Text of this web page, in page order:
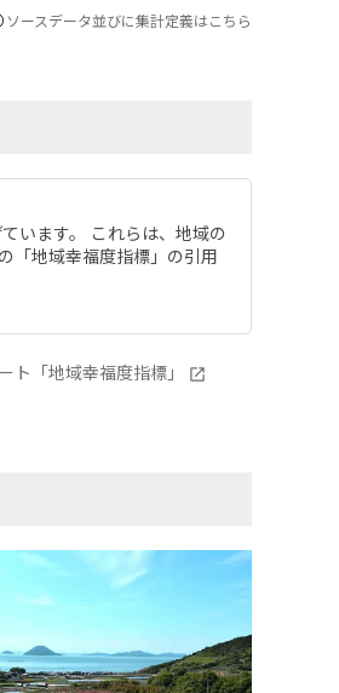
ソースデータ並びに集計定義はこちら
います。 これらは、地域の
「地域幸福度指標」の引用
「地域幸福度指標」